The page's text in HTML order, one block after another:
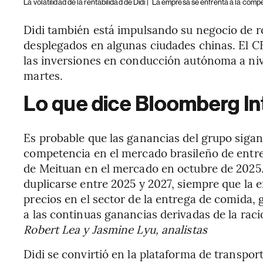
La volatilidad de la rentabilidad de Didi | La empresa se enfrenta a la
Didi también está impulsando su negocio de
desplegados en algunas ciudades chinas. El
las inversiones en conducción autónoma a
martes.
Lo que dice Bloomberg
Es probable que las ganancias del grupo
competencia en el mercado brasileño de
de Meituan en el mercado en octubre de
duplicarse entre 2025 y 2027, siempre que la
precios en el sector de la entrega de
a las continuas ganancias derivadas de la
Robert Lea y Jasmine Lyu, analistas
Didi se convirtió en la plataforma de